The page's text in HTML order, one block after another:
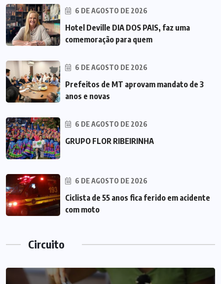
6 DE AGOSTO DE 2026
Hotel Deville DIA DOS PAIS, faz uma
comemoração para quem
6 DE AGOSTO DE 2026
Prefeitos de MT aprovam mandato de 3
anos e novas
6 DE AGOSTO DE 2026
GRUPO FLOR RIBEIRINHA
6 DE AGOSTO DE 2026
Ciclista de 55 anos fica ferido em acidente
com moto
Circuito